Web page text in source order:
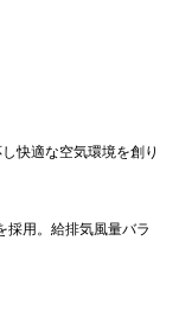
快適な空気環境を創り
採用。給排気風量バラ